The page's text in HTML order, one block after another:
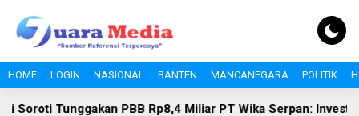
HOME LOGIN NASIONAL BANTEN MANCANEGARA POLITIK
PBB Rp8,4 Miliar PT Wika Serpan: Investor Besar